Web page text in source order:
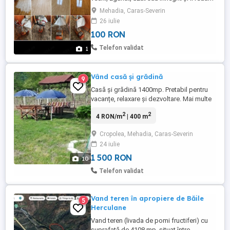
1
aspectul de nou. Rașchetare FĂRĂ PRAF
folosim utilaje profesionale cu sistem
performant de aspirare și colectare a
prafului. Servicii oferite: Rașchetare fără
praf. Șlefuire în mai multe etape cu
Mehadia, Caras-Severin
26 iulie
100 RON
Telefon validat
10
9 Vând casă și grădină
Casă și grădină 1400mp. Pretabil pentru
vacanțe, relaxare și dezvoltare. Mai multe
4 RON/m2| 400 m2
Cropolea, Mehadia, Caras-Severin
24 iulie
1 500 RON
Telefon validat
5
Vand teren în apropiere de Băile
Herculane
Vand teren (livada de pomi fructiferi) cu